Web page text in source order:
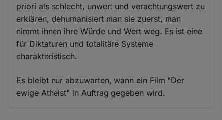
priori als schlecht, unwert und verachtungswert zu
erklären, dehumanisiert man sie zuerst, man
nimmt ihnen ihre Würde und Wert weg. Es ist eine
für Diktaturen und totalitäre Systeme
charakteristisch.
Es bleibt nur abzuwarten, wann ein Film "Der
ewige Atheist" in Auftrag gegeben wird.